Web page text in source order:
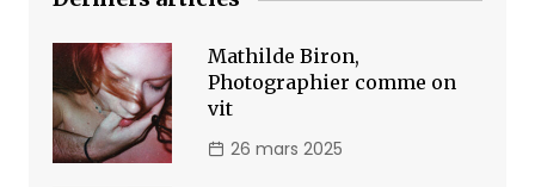
Mathilde Biron,
Photographier comme on
vit
26 mars 2025